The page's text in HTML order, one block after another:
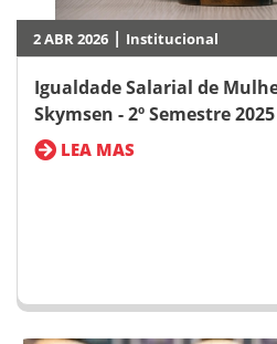
2 ABR 2026 | Institucional
Igualdade Salarial de
Skymsen - 2º Semestre 2025
LEA MAS